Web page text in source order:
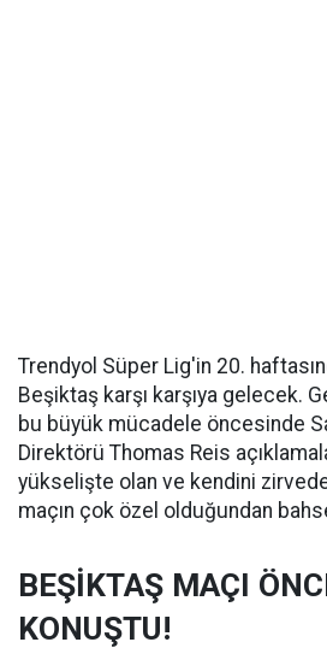
Trendyol Süper Lig'in 20.
Beşiktaş karşı karşıya gelecek.
bu büyük mücadele öncesinde
Direktörü Thomas Reis
yükselişte olan ve kendini
maçın çok özel olduğundan
BEŞİKTAŞ MAÇI
KONUŞTU!